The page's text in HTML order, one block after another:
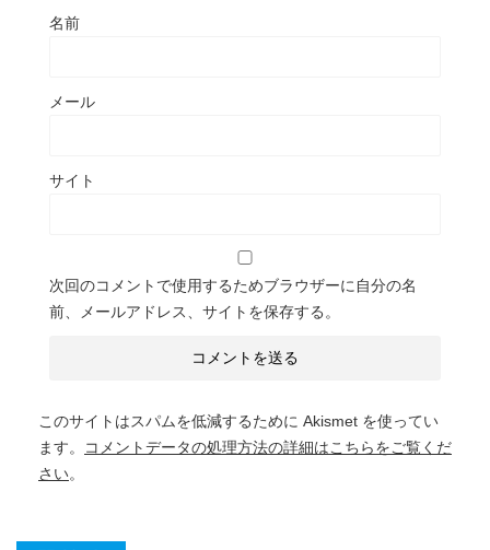
名前
メール
サイト
次回のコメントで使用するためブラウザーに自分の名
前、メールアドレス、サイトを保存する。
このサイトはスパムを低減するために Akismet を使ってい
ます。
コメントデータの処理方法の詳細はこちらをご覧くだ
さい。